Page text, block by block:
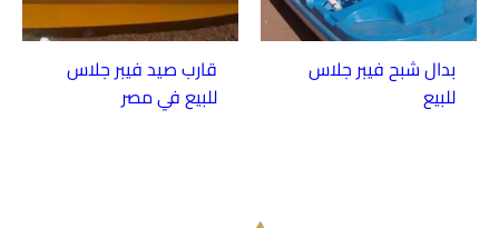
بدال شبح فيبر جلاس
للبيع
قارب صيد فيبر جلاس
للبيع في مصر